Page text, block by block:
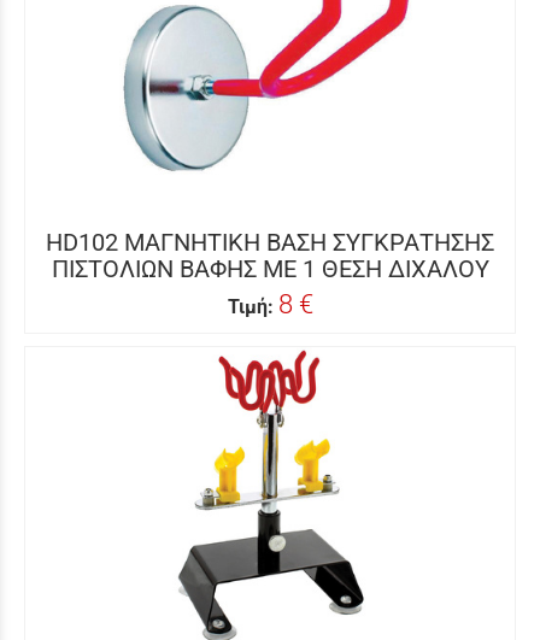
HD102 ΜΑΓΝΗΤΙΚΗ ΒΑΣΗ ΣΥΓΚΡΑΤΗΣΗΣ
ΠΙΣΤΟΛΙΩΝ ΒΑΦΗΣ ΜΕ 1 ΘΕΣΗ ΔΙΧΑΛΟΥ
Τιμή: 8 €